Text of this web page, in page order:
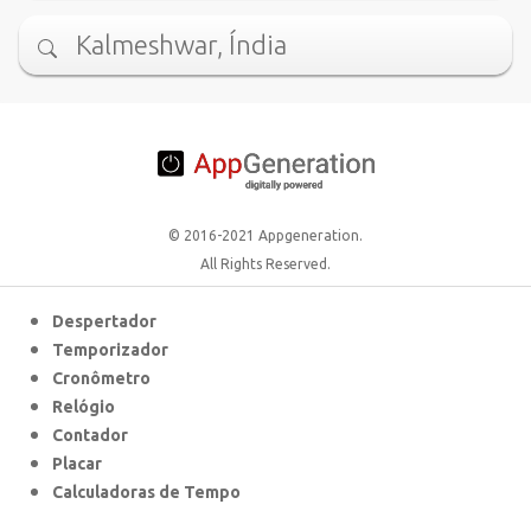
Kalmeshwar, Índia
© 2016-2021 Appgeneration.
All Rights Reserved.
Despertador
Temporizador
Cronômetro
Relógio
Contador
Placar
Calculadoras de Tempo